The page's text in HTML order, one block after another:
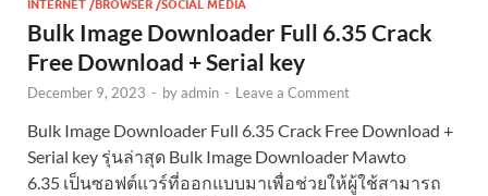
INTERNET /BROWSER /SOCIAL MEDIA
Bulk Image Downloader Full 6.35 Crack
Free Download + Serial key
December 9, 2023 - byadmin - Leave a Comment
Bulk Image Downloader Full 6.35 Crack Free Download +
Serial key รุ่นล่าสุด Bulk Image Downloader Mawto
6.35 เป็นซอฟต์แวร์ที่ออกแบบมาเพื่อช่วยให้ผู้ใช้สามารถ